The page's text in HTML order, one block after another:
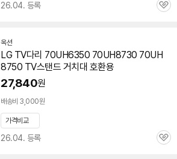
26.04. 등록
관
옥션
LG TV다리 70UH6350 70UH8730 70UH
8750 TV스탠드 거치대 호환용
27,840원
배송비 3,000원
가격비교
26.04. 등록
관